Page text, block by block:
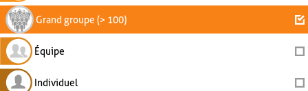
Grand groupe (> 100)
Équipe
Individuel